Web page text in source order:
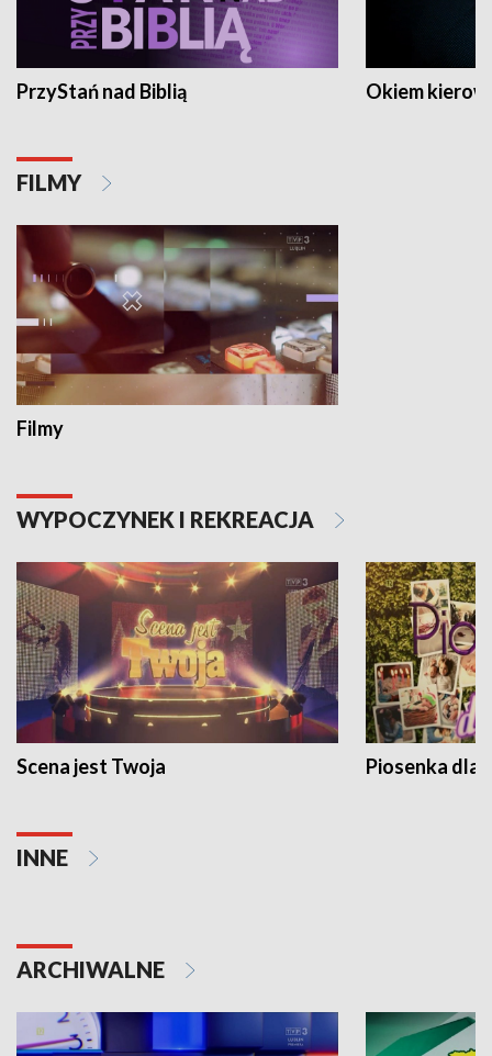
PrzyStań nad Biblią Okiem
FILMY
Filmy
WYPOCZYNEK I REKREACJA
Scena jest Twoja Piosenka dla
INNE
ARCHIWALNE